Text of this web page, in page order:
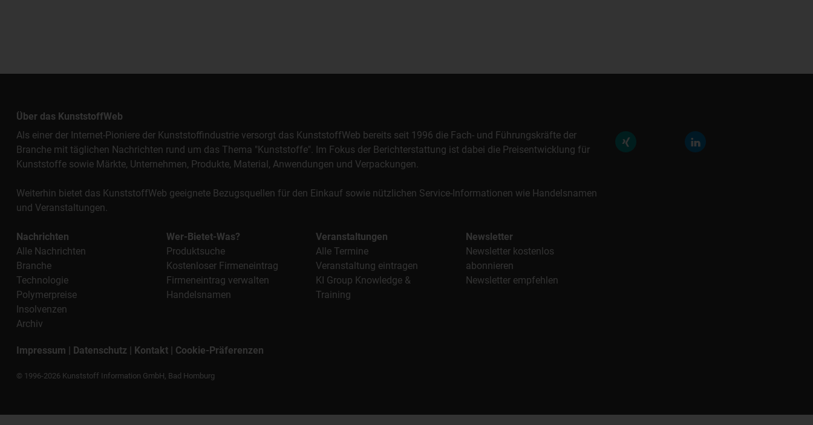
Über das KunststoffWeb
Als einer der Internet-Pioniere der Kunststoffindustrie versorgt das KunststoffWeb bereits seit 1996 die Fach- und Führungskräfte der
Branche mit täglichen Nachrichten rund um das Thema "Kunststoffe". Im Fokus der Berichterstattung ist dabei die Preisentwicklung für
Kunststoffe sowie Märkte, Unternehmen, Produkte, Material, Anwendungen und Verpackungen.
Weiterhin bietet das KunststoffWeb geeignete Bezugsquellen für den Einkauf sowie nützlichen Service-Informationen wie Handelsnamen
und Veranstaltungen.
Nachrichten
Alle Nachrichten
Branche
Technologie
Polymerpreise
Insolvenzen
Archiv
Wer-Bietet-Was?
Produktsuche
Kostenloser Firmeneintrag
Firmeneintrag verwalten
Handelsnamen
Veranstaltungen
Alle Termine
Veranstaltung eintragen
KI Group Knowledge &
Training
Newsletter
Newsletter kostenlos
abonnieren
Newsletter empfehlen
Impressum | Datenschutz | Kontakt | Cookie-Präferenzen
© 1996-2026 Kunststoff Information GmbH, Bad Homburg